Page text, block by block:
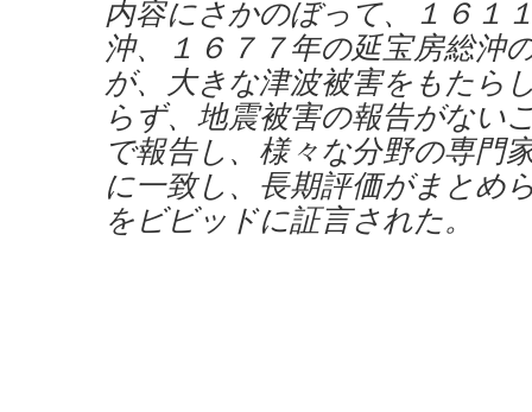
内容にさかのぼって、１６１
沖、１６７７年の延宝房総沖
が、大きな津波被害をもたら
らず、地震被害の報告がない
で報告し、様々な分野の専門
に一致し、長期評価がまとめ
をビビッドに証言された。